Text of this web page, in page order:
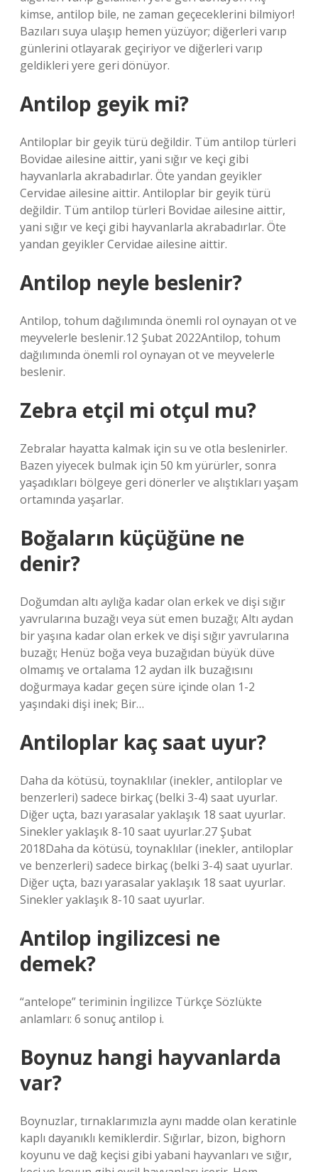
kimse, antilop bile, ne zaman geçeceklerini bilmiyor!
Bazıları suya ulaşıp hemen yüzüyor; diğerleri varıp
günlerini otlayarak geçiriyor ve diğerleri varıp
geldikleri yere geri dönüyor.
Antilop geyik mi?
Antiloplar bir geyik türü değildir. Tüm antilop türleri
Bovidae ailesine aittir, yani sığır ve keçi gibi
hayvanlarla akrabadırlar. Öte yandan geyikler
Cervidae ailesine aittir. Antiloplar bir geyik türü
değildir. Tüm antilop türleri Bovidae ailesine aittir,
yani sığır ve keçi gibi hayvanlarla akrabadırlar. Öte
yandan geyikler Cervidae ailesine aittir.
Antilop neyle beslenir?
Antilop, tohum dağılımında önemli rol oynayan ot ve
meyvelerle beslenir.12 Şubat 2022Antilop, tohum
dağılımında önemli rol oynayan ot ve meyvelerle
beslenir.
Zebra etçil mi otçul mu?
Zebralar hayatta kalmak için su ve otla beslenirler.
Bazen yiyecek bulmak için 50 km yürürler, sonra
yaşadıkları bölgeye geri dönerler ve alıştıkları yaşam
ortamında yaşarlar.
Boğaların küçüğüne ne
denir?
Doğumdan altı aylığa kadar olan erkek ve dişi sığır
yavrularına buzağı veya süt emen buzağı; Altı aydan
bir yaşına kadar olan erkek ve dişi sığır yavrularına
buzağı; Henüz boğa veya buzağıdan büyük düve
olmamış ve ortalama 12 aydan ilk buzağısını
doğurmaya kadar geçen süre içinde olan 1-2
yaşındaki dişi inek; Bir…
Antiloplar kaç saat uyur?
Daha da kötüsü, toynaklılar (inekler, antiloplar ve
benzerleri) sadece birkaç (belki 3-4) saat uyurlar.
Diğer uçta, bazı yarasalar yaklaşık 18 saat uyurlar.
Sinekler yaklaşık 8-10 saat uyurlar.27 Şubat
2018Daha da kötüsü, toynaklılar (inekler, antiloplar
ve benzerleri) sadece birkaç (belki 3-4) saat uyurlar.
Diğer uçta, bazı yarasalar yaklaşık 18 saat uyurlar.
Sinekler yaklaşık 8-10 saat uyurlar.
Antilop ingilizcesi ne
demek?
“antelope” teriminin İngilizce Türkçe Sözlükte
anlamları: 6 sonuç antilop i.
Boynuz hangi hayvanlarda
var?
Boynuzlar, tırnaklarımızla aynı madde olan keratinle
kaplı dayanıklı kemiklerdir. Sığırlar, bizon, bighorn
koyunu ve dağ keçisi gibi yabani hayvanları ve sığır,